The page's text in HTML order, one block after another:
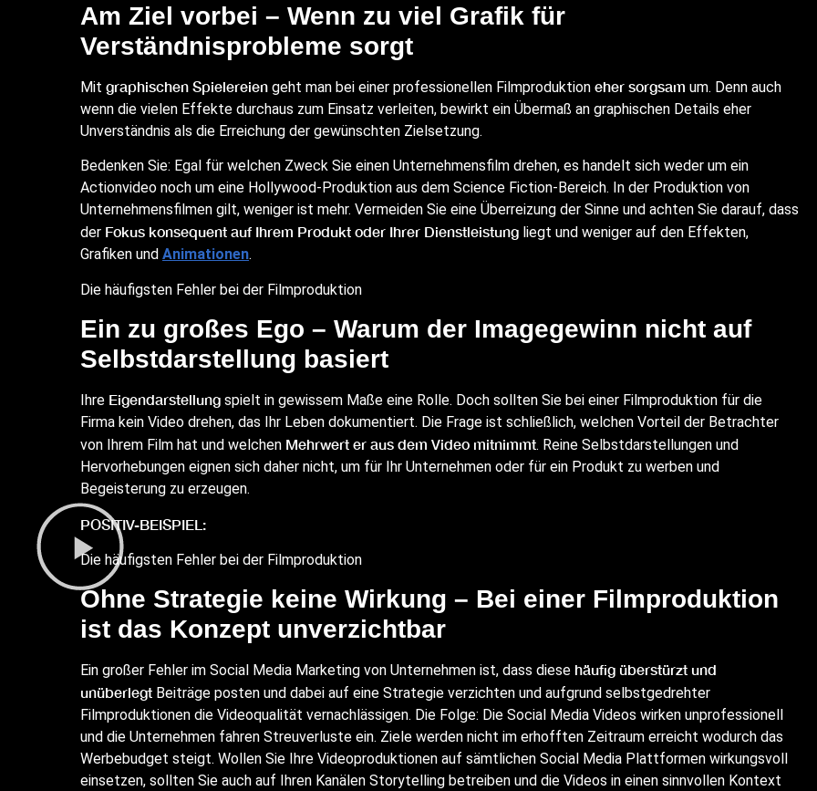
Am Ziel vorbei – Wenn zu viel Grafik für
Verständnisprobleme sorgt
Mit graphischen Spielereien geht man bei einer professionellen Filmproduktion eher sorgsam um. Denn auch
wenn die vielen Effekte durchaus zum Einsatz verleiten, bewirkt ein Übermaß an graphischen Details eher
Unverständnis als die Erreichung der gewünschten Zielsetzung.
Bedenken Sie: Egal für welchen Zweck Sie einen Unternehmensfilm drehen, es handelt sich weder um ein
Actionvideo noch um eine Hollywood-Produktion aus dem Science Fiction-Bereich. In der Produktion von
Unternehmensfilmen gilt, weniger ist mehr. Vermeiden Sie eine Überreizung der Sinne und achten Sie darauf, dass
der Fokus konsequent auf Ihrem Produkt oder Ihrer Dienstleistung liegt und weniger auf den Effekten,
Grafiken und Animationen.
Die häufigsten Fehler bei der Filmproduktion
Ein zu großes Ego – Warum der Imagegewinn nicht auf
Selbstdarstellung basiert
Ihre Eigendarstellung spielt in gewissem Maße eine Rolle. Doch sollten Sie bei einer Filmproduktion für die
Firma kein Video drehen, das Ihr Leben dokumentiert. Die Frage ist schließlich, welchen Vorteil der Betrachter
von Ihrem Film hat und welchen Mehrwert er aus dem Video mitnimmt. Reine Selbstdarstellungen und
Hervorhebungen eignen sich daher nicht, um für Ihr Unternehmen oder für ein Produkt zu werben und
Begeisterung zu erzeugen.
POSITIV-BEISPIEL:
Die häufigsten Fehler bei der Filmproduktion
Ohne Strategie keine Wirkung – Bei einer Filmproduktion
ist das Konzept unverzichtbar
Ein großer Fehler im Social Media Marketing von Unternehmen ist, dass diese häufig überstürzt und
unüberlegt Beiträge posten und dabei auf eine Strategie verzichten und aufgrund selbstgedrehter
Filmproduktionen die Videoqualität vernachlässigen. Die Folge: Die Social Media Videos wirken unprofessionell
und die Unternehmen fahren Streuverluste ein. Ziele werden nicht im erhofften Zeitraum erreicht wodurch das
Werbebudget steigt. Wollen Sie Ihre Videoproduktionen auf sämtlichen Social Media Plattformen wirkungsvoll
einsetzen, sollten Sie auch auf Ihren Kanälen Storytelling betreiben und die Videos in einen sinnvollen Kontext